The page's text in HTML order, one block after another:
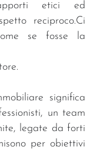
etici ed
reciproco.Ci
se fosse la
significa
un team
legate da forti
per obiettivi